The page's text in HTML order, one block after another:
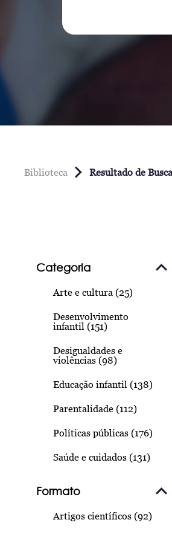
Biblioteca Resultado de Busca
Categoria
Arte e cultura (25)
Desenvolvimento
infantil (151)
Desigualdades e
violências (98)
Educação infantil (138)
Parentalidade (112)
Políticas públicas (176)
Saúde e cuidados (131)
Formato
Artigos científicos (92)